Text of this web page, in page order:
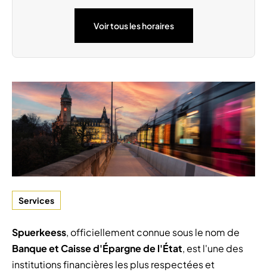
Samedi 15 Août
08:30 - 13:00
Dimanche 6 Septembre
09:00 - 18:00
Voir tous les horaires
Services
Spuerkeess, officiellement connue sous le nom de
Banque et Caisse d'Épargne de l'État, est l'une des
institutions financières les plus respectées et